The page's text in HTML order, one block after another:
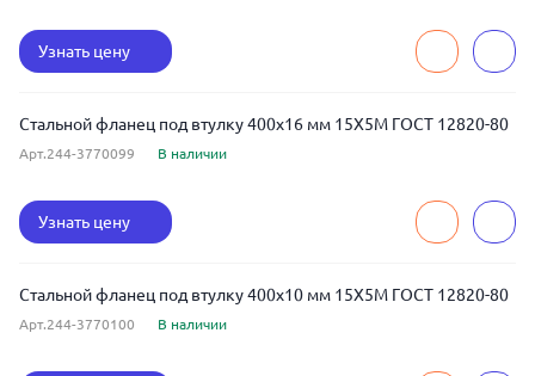
Узнать цену
Стальной фланец под втулку 400x16 мм 15Х5М ГОСТ 12820-80
Арт.244-3770099 В наличии
Узнать цену
Стальной фланец под втулку 400x10 мм 15Х5М ГОСТ 12820-80
Арт.244-3770100 В наличии